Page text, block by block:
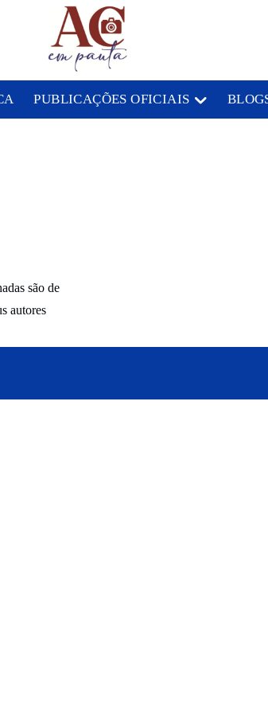
PUBLICAÇÕES OFICIAIS
são de
autores